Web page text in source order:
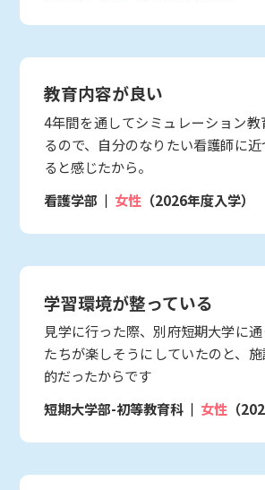
教育内容が良い
4年間を通してシミュレーション教
るので、自分のなりたい看護師に
ると感じたから。
看護学部
女性 （2026年度入学）
学習環境が整っている
見学に行った際、別府短期大学に
たちが楽しそうにしていたのと、
的だったからです
短期大学部-初等教育科
女性 （